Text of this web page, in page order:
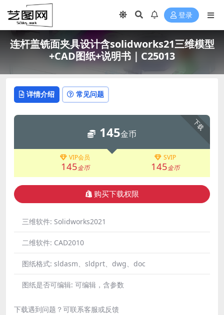
登录
连杆盖铣面夹具设计含solidworks21三维模型
+CAD图纸+说明书｜C25013
详情介绍 常见问题
下载
145金币
VIP会员
145金币
SVIP
145金币
购买下载权限
三维软件: Solidworks2021
二维软件: CAD2010
图纸格式: sldasm、sldprt、dwg、doc
图纸是否可编辑: 可编辑，含参数
下载遇到问题？可联系客服或反馈